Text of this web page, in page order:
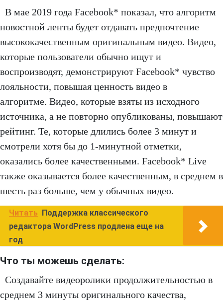
В мае 2019 года Facebook* показал, что алгоритм
новостной ленты будет отдавать предпочтение
высококачественным оригинальным видео. Видео,
которые пользователи обычно ищут и
воспроизводят, демонстрируют Facebook* чувство
лояльности, повышая ценность видео в
алгоритме. Видео, которые взяты из исходного
источника, а не повторно опубликованы, повышают
рейтинг. Те, которые длились более 3 минут и
смотрели хотя бы до 1-минутной отметки,
оказались более качественными. Facebook* Live
также оказывается более качественным, в среднем в
шесть раз больше, чем у обычных видео.
Читать
Поддержка классического
редактора WordPress продлена еще на
год
Что ты можешь сделать:
Создавайте видеоролики продолжительностью в
среднем 3 минуты оригинального качества,